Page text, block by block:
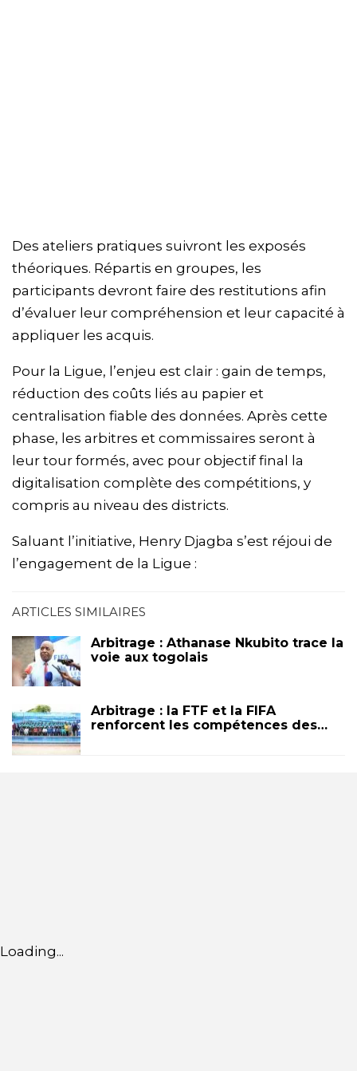
Des ateliers pratiques suivront les exposés
théoriques. Répartis en groupes, les
participants devront faire des restitutions afin
d’évaluer leur compréhension et leur capacité à
appliquer les acquis.
Pour la Ligue, l’enjeu est clair : gain de temps,
réduction des coûts liés au papier et
centralisation fiable des données. Après cette
phase, les arbitres et commissaires seront à
leur tour formés, avec pour objectif final la
digitalisation complète des compétitions, y
compris au niveau des districts.
Saluant l’initiative, Henry Djagba s’est réjoui de
l’engagement de la Ligue :
ARTICLES SIMILAIRES
Arbitrage : Athanase Nkubito trace la
voie aux togolais
Arbitrage : la FTF et la FIFA
renforcent les compétences des…
Loading...